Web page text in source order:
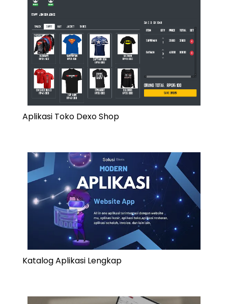
Aplikasi Toko Dexo Shop
Katalog Aplikasi Lengkap